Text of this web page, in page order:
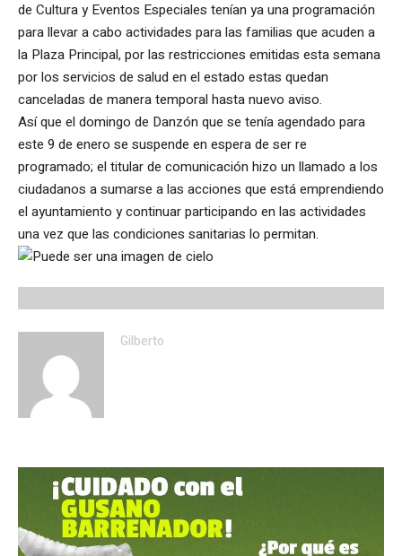
de Cultura y Eventos Especiales tenían ya una programación
para llevar a cabo actividades para las familias que acuden a
la Plaza Principal, por las restricciones emitidas esta semana
por los servicios de salud en el estado estas quedan
canceladas de manera temporal hasta nuevo aviso.
Así que el domingo de Danzón que se tenía agendado para
este 9 de enero se suspende en espera de ser re
programado; el titular de comunicación hizo un llamado a los
ciudadanos a sumarse a las acciones que está emprendiendo
el ayuntamiento y continuar participando en las actividades
una vez que las condiciones sanitarias lo permitan.
Gilberto